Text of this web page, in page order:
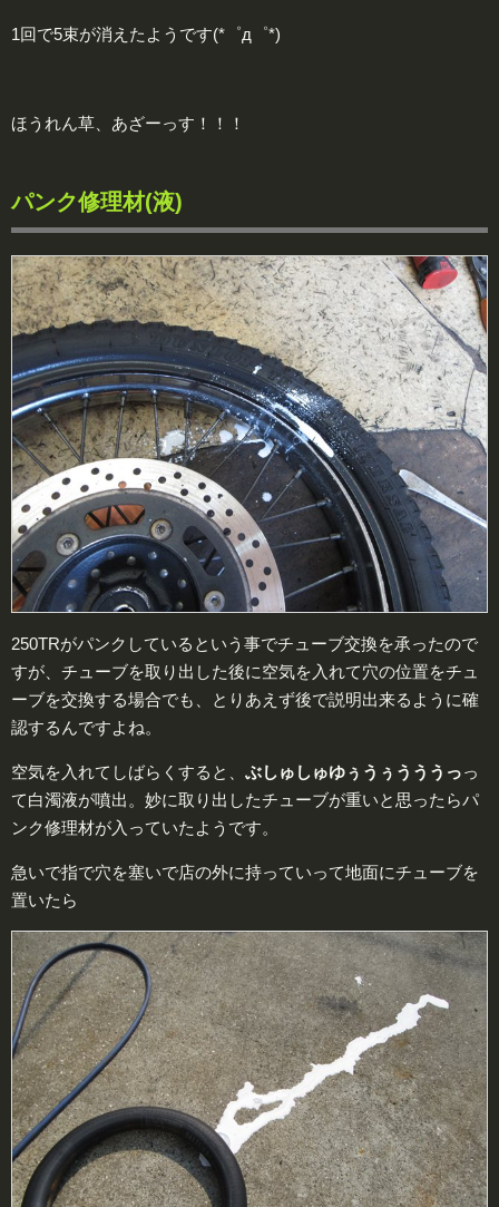
1回で5束が消えたようです(*゜д゜*)
ほうれん草、あざーっす！！！
パンク修理材(液)
250TRがパンクしているという事でチューブ交換を承ったので
すが、チューブを取り出した後に空気を入れて穴の位置をチュ
ーブを交換する場合でも、とりあえず後で説明出来るように確
認するんですよね。
空気を入れてしばらくすると、 ぶしゅしゅゆぅうぅうううっっ
て白濁液が噴出。妙に取り出したチューブが重いと思ったらパ
ンク修理材が入っていたようです。
急いで指で穴を塞いで店の外に持っていって地面にチューブを
置いたら